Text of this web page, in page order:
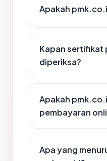
Apakah
Kapan sertifikat
diperiksa?
Apakah
pembayaran
Apa yang